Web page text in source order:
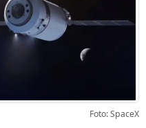
Foto: SpaceX